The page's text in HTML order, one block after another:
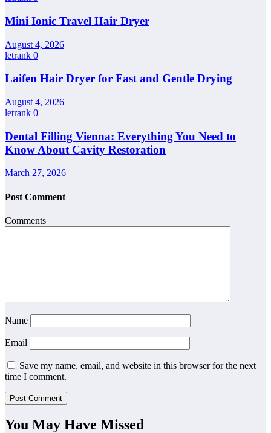
Mini Ionic Travel Hair Dryer
August 4, 2026
letrank 0
Laifen Hair Dryer for Fast and Gentle Drying
August 4, 2026
letrank 0
Dental Filling Vienna: Everything You Need to
Know About Cavity Restoration
March 27, 2026
Post Comment
Comments
Name
Email
Save my name, email, and website in this browser for the next
time I comment.
You May Have Missed